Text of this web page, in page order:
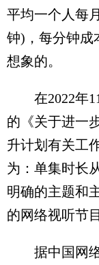
平均一个人每
钟)，每分钟成
想象的。
在2022年11
的《关于进一
升计划有关工
为：单集时长
明确的主题和
的网络视听节目
据中国网络